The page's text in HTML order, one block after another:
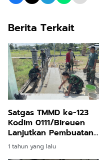
Berita Terkait
Satgas TMMD ke-123
Kodim 0111/Bireuen
Lanjutkan Pembuatan
Sumur Bor di Desa Cot
Ketapang
1 tahun yang lalu